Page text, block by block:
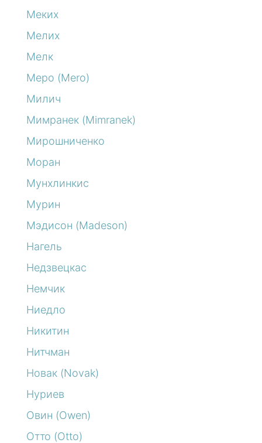
Меких
Мелих
Мелк
Меро (Mero)
Милич
Мимранек (Mimranek)
Мирошниченко
Моран
Мунхлинкис
Мурин
Мэдисон (Madeson)
Нагель
Недзвецкас
Немчик
Ниедло
Никитин
Нитчман
Новак (Novak)
Нуриев
Овин (Owen)
Отто (Otto)